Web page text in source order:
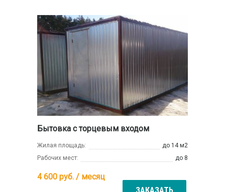
Бытовка с торцевым входом
Жилая площадь:
до 14 м2
Рабочих мест:
до 8
4 600 руб. / месяц